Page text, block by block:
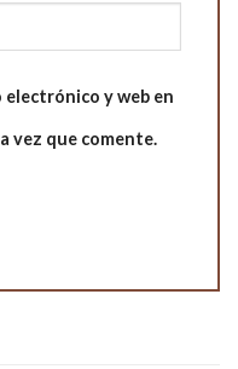
electrónico y web en
vez que comente.